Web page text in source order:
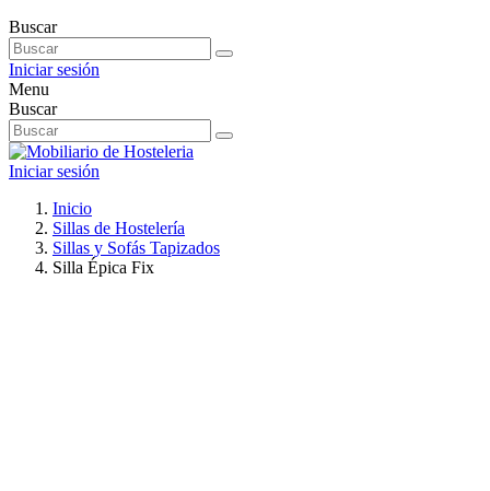
Buscar
Iniciar sesión
Menu
Buscar
Iniciar sesión
Inicio
Sillas de Hostelería
Sillas y Sofás Tapizados
Silla Épica Fix